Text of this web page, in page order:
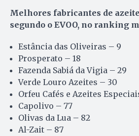
Melhores fabricantes de
segundo o EVOO, no ranking
Estância das Oliveiras – 9
Prosperato – 18
Fazenda Sabiá da Vigia – 29
Verde Louro Azeites – 30
Orfeu Cafés e Azeites
Capolivo – 77
Olivas da Lua – 82
Al-Zait – 87